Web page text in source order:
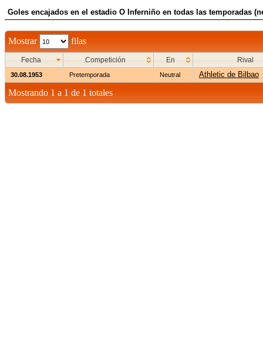
Goles encajados en el estadio O Inferniño en todas las temporadas
Mostrar filas
Fecha Competición En Rival
30.08.1953 Pretemporada Neutral Athletic de Bilbao
Mostrando 1 a 1 de 1 totales